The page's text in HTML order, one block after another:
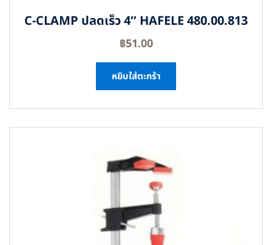
C-CLAMP ปลดเร็ว 4″ HAFELE 480.00.813
฿51.00
หยิบใส่ตะกร้า